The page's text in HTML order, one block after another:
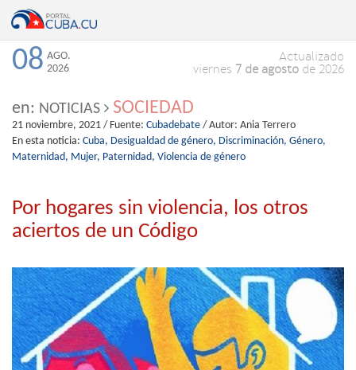
08 AGO.
2026
Actualizado
viernes 7 de agosto de 2026
en: NOTICIAS SOCIEDAD
21 noviembre, 2021 / Fuente: Cubadebate / Autor: Ania Terrero
En esta noticia: Cuba, Desigualdad de género, Discriminación, Género,
Maternidad, Mujer, Paternidad, Violencia de género
Por hogares sin violencia, los otros
aciertos de un Código